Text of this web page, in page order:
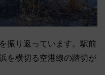
振り返っています。駅前
を横切る空港線の踏切が